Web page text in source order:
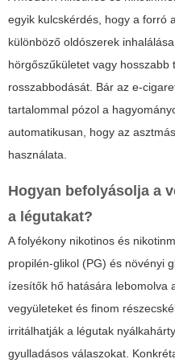
egyik kulcskérdés, hogy a forró
különböző oldószerek
hörgőszűkületet vagy hosszabb
rosszabbodását. Bár az e-
tartalommal pózol a
automatikusan, hogy az
használata.
Hogyan befolyásolja a
a légutakat?
A folyékony nikotinos és
propilén-glikol (PG) és növényi
ízesítők hő hatására lebomolva
vegyületeket és finom
irritálhatják a légutak
gyulladásos válaszokat.